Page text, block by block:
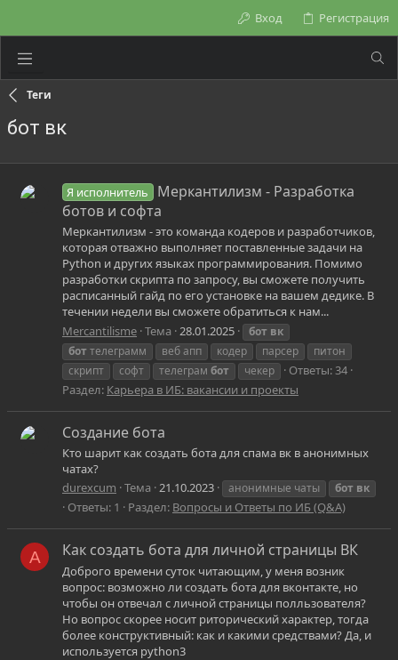
Вход Регистрация
Теги
бот вк
Я исполнитель
Меркантилизм - Разработка
ботов и софта
Меркантилизм - это команда кодеров и разработчиков,
которая отважно выполняет поставленные задачи на
Python и других языках программирования. Помимо
разработки скрипта по запросу, вы сможете получить
расписанный гайд по его установке на вашем дедике. В
течении недели вы сможете обратиться к нам...
Mercantilisme Тема 28.01.2025 бот вк
боттелеграмм веб апп кодер парсер
питон
скрипт
софт телеграм бот чекер
Ответы: 34
Раздел: Карьера в ИБ: вакансии и проекты
Создание бота
Кто шарит как создать бота для спама вк в анонимных
чатах?
durexcum Тема 21.10.2023 анонимные чаты бот вк
Ответы: 1 Раздел: Вопросы и Ответы по ИБ (Q&A)
А Как создать бота для личной страницы ВК
Доброго времени суток читающим, у меня возник
вопрос: возможно ли создать бота для вконтакте, но
чтобы он отвечал с личной страницы полльзователя?
Но вопрос скорее носит риторический характер, тогда
более конструктивный: как и какими средствами? Да, и
используется python3